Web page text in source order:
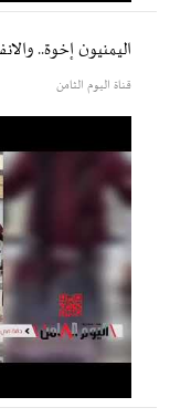
اليمنيون إخوة..
قناة اليوم الثامن